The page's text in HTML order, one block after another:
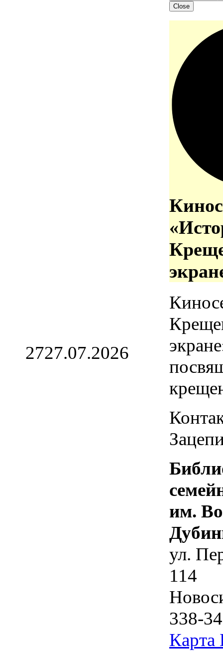
2727.07.2026
Close
им.
ул.
114
338-
Карта